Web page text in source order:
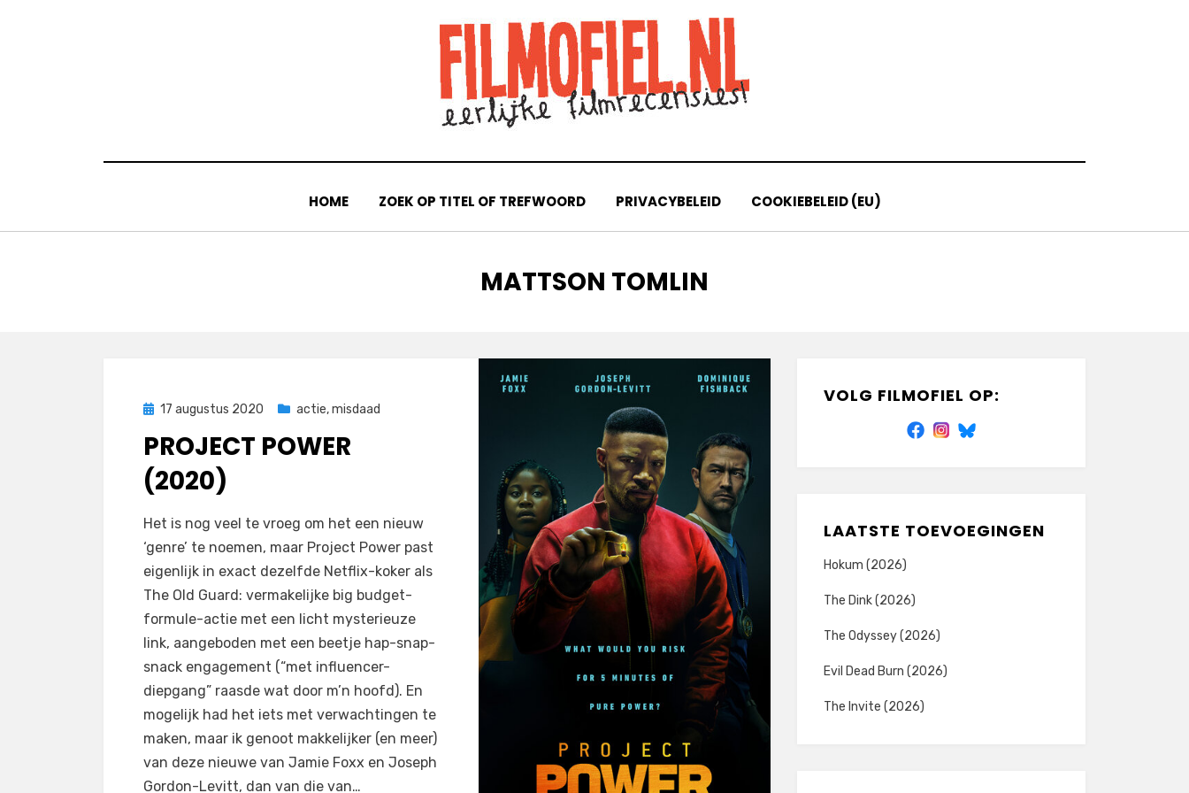
HOME ZOEK OP TITEL OF TREFWOORD PRIVACYBELEID COOKIEBELEID (EU)
TAG
:
MATTSON TOMLIN
Geplaatst
17 augustus 2020 actie,misdaad
PROJECT POWER
(2020)
doorFilmofiel.nl
Laat een reactie achterop
Project
Het is nog veel te vroeg om het een nieuw
‘genre’ te noemen, maar Project Power past
eigenlijk in exact dezelfde Netflix-koker als
The Old Guard: vermakelijke big budget-
formule-actie met een licht mysterieuze
link, aangeboden met een beetje hap-snap-
snack engagement (“met influencer-
diepgang” raasde wat door m’n hoofd). En
mogelijk had het iets met verwachtingen te
maken, maar ik genoot makkelijker (en meer)
van deze nieuwe van Jamie Foxx en Joseph
Gordon-Levitt, dan van die van…
VOLG FILMOFIEL OP:
LAATSTE TOEVOEGINGEN
Hokum (2026)
The Dink (2026)
The Odyssey (2026)
Evil Dead Burn (2026)
The Invite (2026)